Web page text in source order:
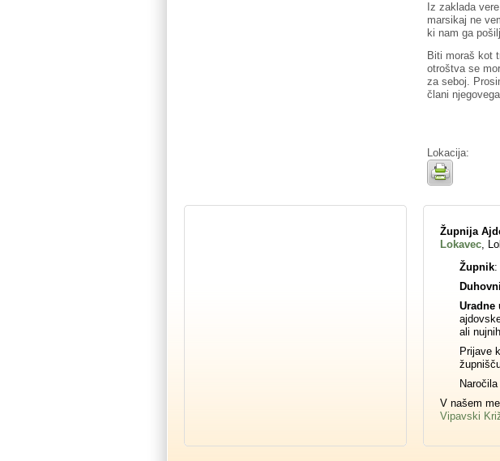
Iz zaklada
marsikaj ne
ki nam ga
Biti moraš kot
otroštva se
za seboj.
člani
Lokacija:
Župnija
Lokavec ,
Župnik:
Uradne
ali
Prijave
V našem
Vipavski